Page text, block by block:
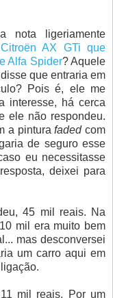
nota ligeriamente
Citroën AX GTi que
Alfa Spider? Aquele
que entraria em
Pois é, ele me
interesse, há cerca
ele não respondeu.
a pinturafadedcom
de seguro esse
eu necessitasse
deixei para
45 mil reais. Na
mil era muito bem
mas desconversei
um carro aqui em
mil reais. Por um